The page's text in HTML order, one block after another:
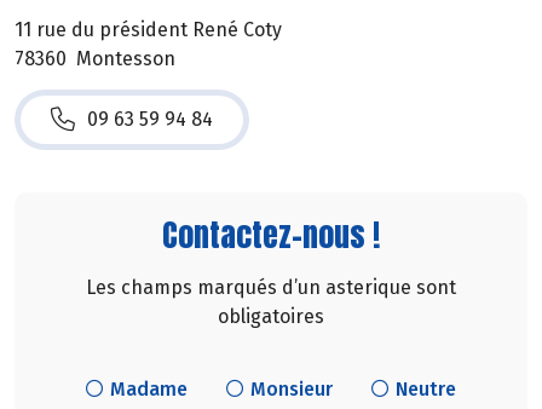
11 rue du président René Coty
78360 Montesson
09 63 59 94 84
Contactez-nous !
Les champs marqués d’un asterique sont
obligatoires
Madame Monsieur Neutre